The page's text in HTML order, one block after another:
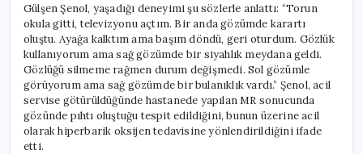
Gülşen Şenol, yaşadığı deneyimi şu sözlerle anlattı: “Torun
okula gitti, televizyonu açtım. Bir anda gözümde karartı
oluştu. Ayağa kalktım ama başım döndü, geri oturdum. Gözlük
kullanıyorum ama sağ gözümde bir siyahlık meydana geldi.
Gözlüğü silmeme rağmen durum değişmedi. Sol gözümle
görüyorum ama sağ gözümde bir bulanıklık vardı.” Şenol, acil
servise götürüldüğünde hastanede yapılan MR sonucunda
gözünde pıhtı oluştuğu tespit edildiğini, bunun üzerine acil
olarak hiperbarik oksijen tedavisine yönlendirildiğini ifade
etti.